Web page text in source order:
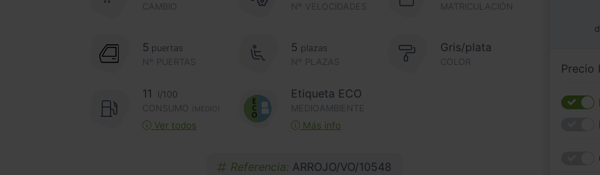
CAMBIO Nº VELOCIDADES MATRICULACIÓN
Nº PUERTAS
5 puertas
Nº PLAZAS
5 plazas Gris/plata
COLOR
11
l/100
CONSUMO
(MEDIO)
Ver todos
Etiqueta ECO
MEDIOAMBIENTE
Más info
Referencia: ARROJO/VO/10548
Precio